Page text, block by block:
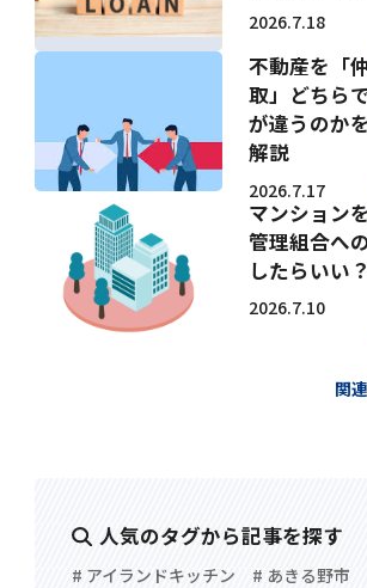
2026.7.18
不動産を「
取」どちら
が違うのか
解説
2026.7.17
マンション
管理組合へ
したらいい？
2026.7.10
関
人気のタグから記事を探す
# アイランドキッチン
# あきる野市